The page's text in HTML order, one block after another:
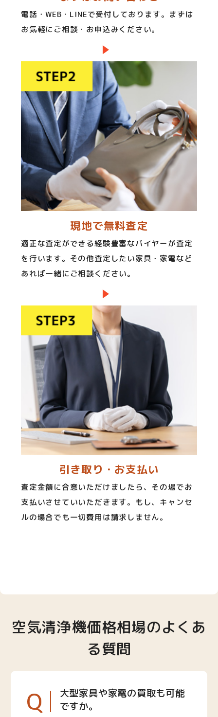
電話・WEB・LINEで受付しております。まずは
お気軽にご相談・お申込みください。
現地で無料査定
適正な査定ができる経験豊富なバイヤーが査定
を行います。その他査定したい家具・家電など
あれば一緒にご相談ください。
引き取り・お支払い
査定金額に合意いただけましたら、その場でお
支払いさせていいただきます。もし、キャンセ
ルの場合でも一切費用は請求しません。
空気清浄機価格相場のよくあ
る質問
Q
大型家具や家電の買取も可能
ですか。